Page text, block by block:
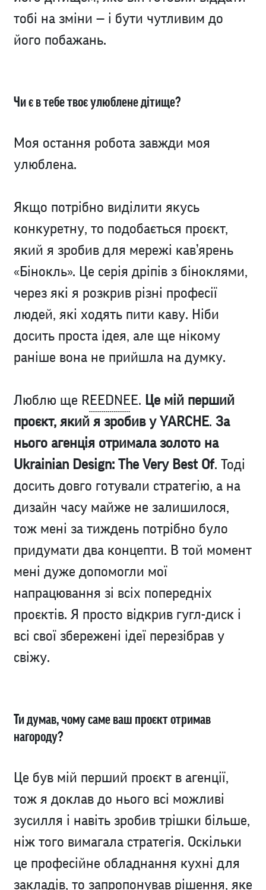
тобі на зміни — і бути чутливим до
його побажань.
Чи є в тебе твоє улюблене дітище?
Моя остання робота завжди моя
улюблена.
Якщо потрібно виділити якусь
конкуретну, то подобається проєкт,
який я зробив для мережі кав’ярень
«Бінокль». Це серія дріпів з біноклями,
через які я розкрив різні професії
людей, які ходять пити каву. Ніби
досить проста ідея, але ще нікому
раніше вона не прийшла на думку.
Люблю ще REEDNEE. Це мій перший
проєкт, який я зробив у YARCHE. За
нього агенція отримала золото на
Ukrainian Design: The Very Best Of. Тоді
досить довго готували стратегію, а на
дизайн часу майже не залишилося,
тож мені за тиждень потрібно було
придумати два концепти. В той момент
мені дуже допомогли мої
напрацювання зі всіх попередніх
проєктів. Я просто відкрив гугл-диск і
всі свої збережені ідеї перезібрав у
свіжу.
Ти думав, чому саме ваш проєкт отримав
нагороду?
Це був мій перший проєкт в агенції,
тож я доклав до нього всі можливі
зусилля і навіть зробив трішки більше,
ніж того вимагала стратегія. Оскільки
це професійне обладнання кухні для
закладів, то запропонував рішення, яке